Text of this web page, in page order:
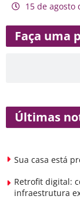
15 de agosto
Faça uma
Últimas
Sua casa está
Retrofit digital:
infraestrutura